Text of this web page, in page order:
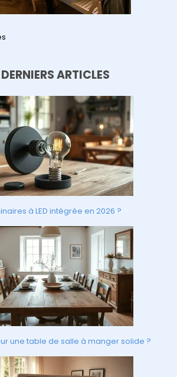
DERNIERS ARTICLES
à LED intégrée en 2026 ?
une table de salle à manger solide ?